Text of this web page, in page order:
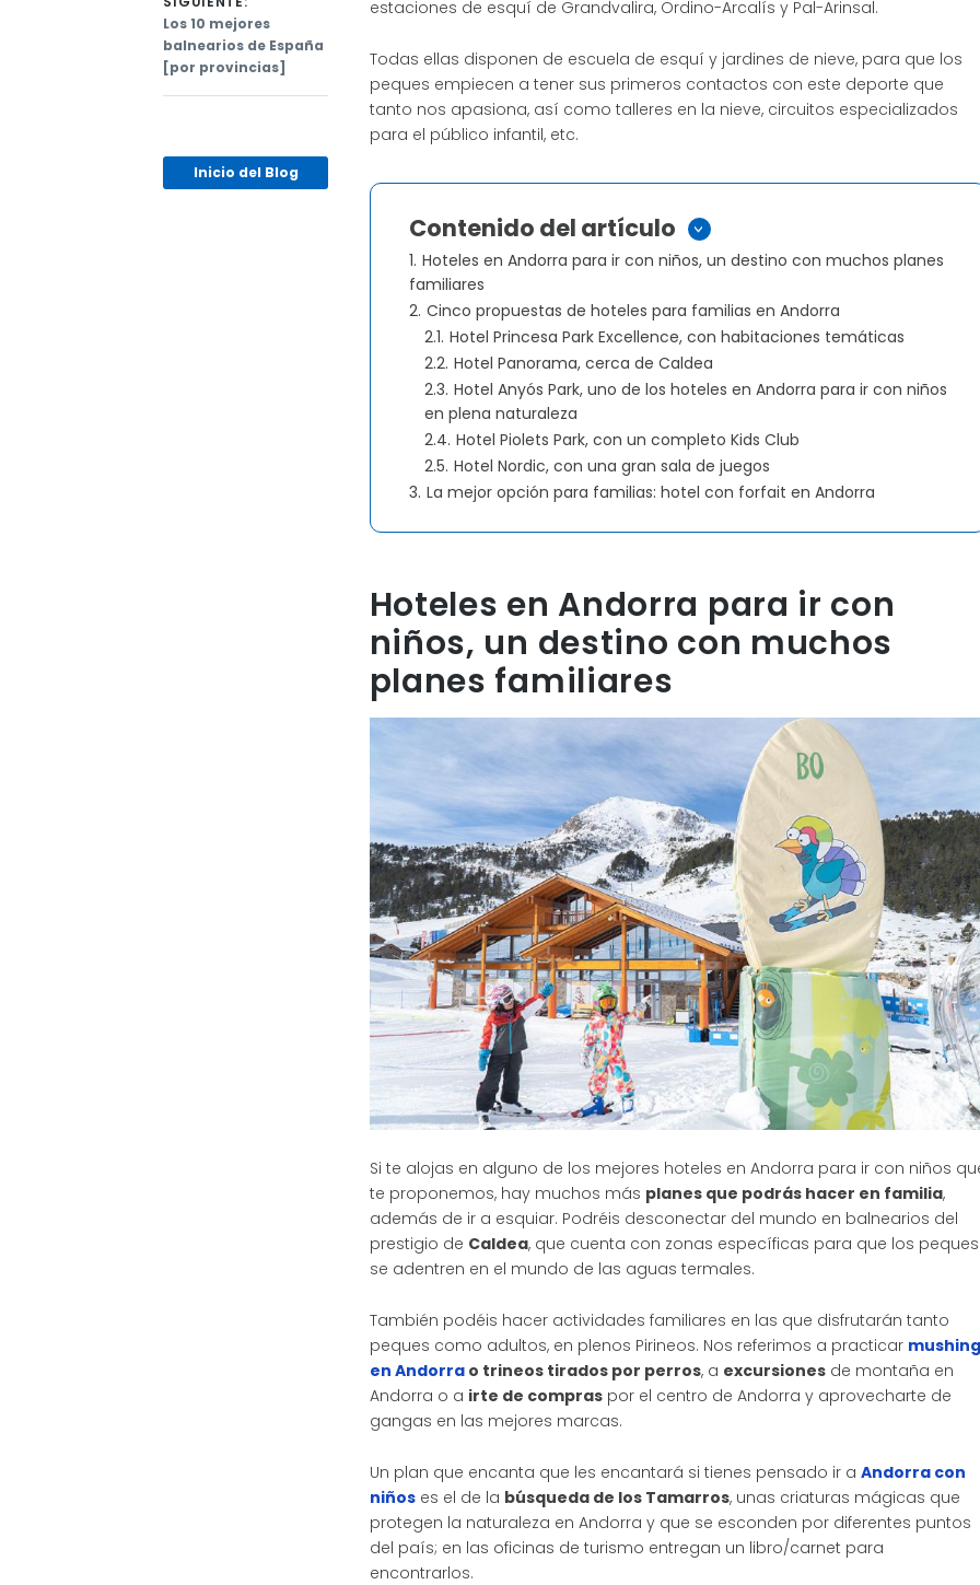
estaciones de esquí de Grandvalira, Ordino-Arcalís y Pal-Arinsal.
Todas ellas disponen de escuela de esquí y jardines de nieve, para que los
peques empiecen a tener sus primeros contactos con este deporte que
tanto nos apasiona, así como talleres en la nieve, circuitos especializados
para el público infantil, etc.
Contenido del artículo >
1. Hoteles en Andorra para ir con niños, un destino con muchos planes
familiares
2. Cinco propuestas de hoteles para familias en Andorra
2.1. Hotel Princesa Park Excellence, con habitaciones temáticas
2.2. Hotel Panorama, cerca de Caldea
2.3. Hotel Anyós Park, uno de los hoteles en Andorra para ir con niños
en plena naturaleza
2.4. Hotel Piolets Park, con un completo Kids Club
2.5. Hotel Nordic, con una gran sala de juegos
3. La mejor opción para familias: hotel con forfait en Andorra
Hoteles en Andorra para ir con
niños, un destino con muchos
planes familiares
Si te alojas en alguno de los mejores hoteles en Andorra para ir con niños
te proponemos, hay muchos más planes que podrás hacer en familia,
además de ir a esquiar. Podréis desconectar del mundo en balnearios del
prestigio de Caldea, que cuenta con zonas específicas para que los peques
se adentren en el mundo de las aguas termales.
También podéis hacer actividades familiares en las que disfrutarán tanto
peques como adultos, en plenos Pirineos. Nos referimos a practicar mushing
en Andorrao trineos tirados por perros, a excursionesde montaña en
Andorra o a irte de compraspor el centro de Andorra y aprovecharte de
gangas en las mejores marcas.
Un plan que encanta que les encantará si tienes pensado ir a Andorra con
niñoses el de la búsqueda de los Tamarros, unas criaturas mágicas que
protegen la naturaleza en Andorra y que se esconden por diferentes puntos
del país; en las oficinas de turismo entregan un libro/carnet para
encontrarlos.
entradas
Next
post:
Los 10 mejores
balnearios de España
[por provincias]
Inicio del Blog